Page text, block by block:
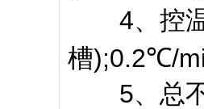
4、控温
槽);0.2℃/
5、总不